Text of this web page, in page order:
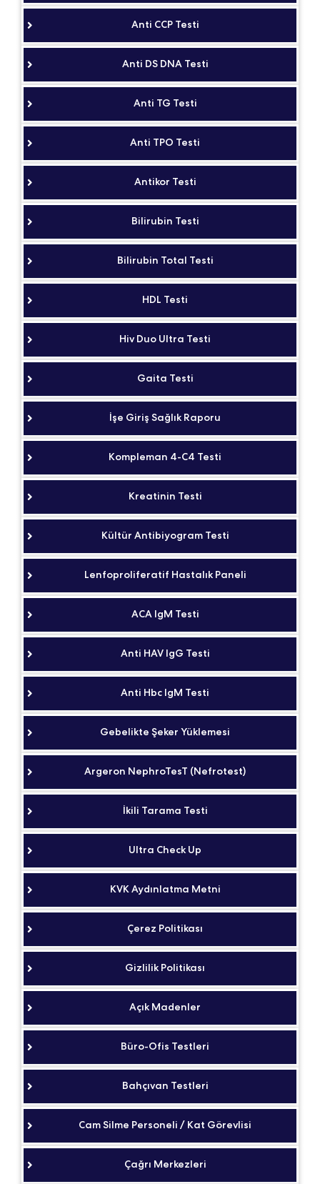
Anti CCP Testi
Anti DS DNA Testi
Anti TG Testi
Anti TPO Testi
Antikor Testi
Bilirubin Testi
Bilirubin Total Testi
HDL Testi
Hiv Duo Ultra Testi
Gaita Testi
İşe Giriş Sağlık Raporu
Kompleman 4-C4 Testi
Kreatinin Testi
Kültür Antibiyogram Testi
Lenfoproliferatif Hastalık Paneli
ACA IgM Testi
Anti HAV IgG Testi
Anti Hbc IgM Testi
Gebelikte Şeker Yüklemesi
Argeron NephroTesT (Nefrotest)
İkili Tarama Testi
Ultra Check Up
KVK Aydınlatma Metni
Çerez Politikası
Gizlilik Politikası
Açık Madenler
Büro-Ofis Testleri
Bahçıvan Testleri
Cam Silme Personeli / Kat Görevlisi
Çağrı Merkezleri